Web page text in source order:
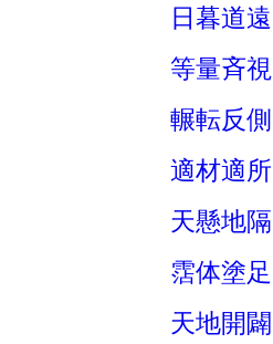
日暮道遠
等量斉視
輾転反側
適材適所
天懸地隔
霑体塗足
天地開闢